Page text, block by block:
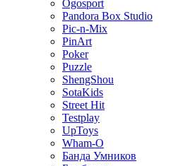
Ogosport
Pandora Box Studio
Pic-n-Mix
PinArt
Poker
Puzzle
ShengShou
SotaKids
Street Hit
Testplay
UpToys
Wham-O
Банда Умников